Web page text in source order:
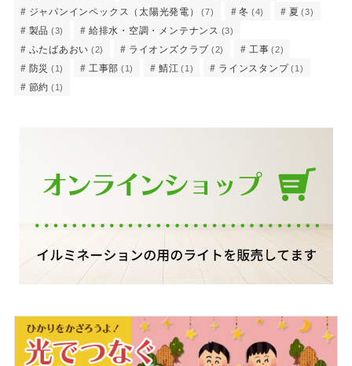
ジャパンインペックス（太陽光発電） (7) 冬 (4) 夏 (3)
製品 (3) 給排水・空調・メンテナンス (3)
ふたばあおい (2) ライオンズクラブ (2) 工事 (2)
防災 (1) 工事部 (1) 鯖江 (1) ラインスタンプ (1)
節約 (1)